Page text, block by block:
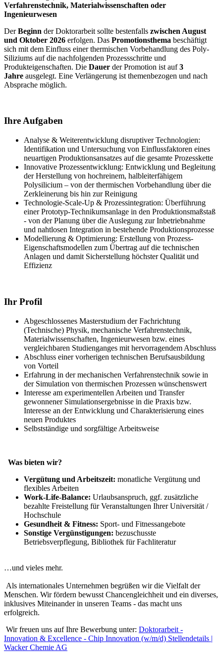
Verfahrenstechnik, Materialwissenschaften oder
Ingenieurwesen
DerBeginn der Doktorarbeit sollte bestenfalls zwischen August
und Oktober 2026 erfolgen. Das Promotionsthema beschäftigt
sich mit dem Einfluss einer thermischen Vorbehandlung des Poly-
Siliziums auf die nachfolgenden Prozessschritte und
Produkteigenschaften. Die Dauer der Promotion ist auf3
Jahre ausgelegt. Eine Verlängerung ist themenbezogen und nach
Absprache möglich.
Ihre Aufgaben
Analyse & Weiterentwicklung disruptiver Technologien:
Identifikation und Untersuchung von Einflussfaktoren eines
neuartigen Produktionsansatzes auf die gesamte Prozesskette
Innovative Prozessentwicklung: Entwicklung und Begleitung
der Herstellung von hochreinem, halbleiterfähigem
Polysilicium – von der thermischen Vorbehandlung über die
Zerkleinerung bis hin zur Reinigung
Technologie-Scale-Up & Prozessintegration: Überführung
einer Prototyp-Technikumsanlage in den Produktionsmaßstaß
- von der Planung über die Auslegung zur Inbetriebnahme
und nahtlosen Integration in bestehende Produktionsprozesse
Modellierung & Optimierung: Erstellung von Prozess-
Eigenschaftsmodellen zum Übertrag auf die technischen
Anlagen und damit Sicherstellung höchster Qualität und
Effizienz
Ihr Profil
Abgeschlossenes Masterstudium der Fachrichtung
(Technische) Physik, mechanische Verfahrenstechnik,
Materialwissenschaften, Ingenieurwesen bzw. eines
vergleichbaren Studienganges mit hervorragendem Abschluss
Abschluss einer vorherigen technischen Berufsausbildung
von Vorteil
Erfahrung in der mechanischen Verfahrenstechnik sowie in
der Simulation von thermischen Prozessen wünschenswert
Interesse am experimentellen Arbeiten und Transfer
gewonnener Simulationsergebnisse in die Praxis bzw.
Interesse an der Entwicklung und Charakterisierung eines
neuen Produktes
Selbstständige und sorgfältige Arbeitsweise
Was bieten wir?
Vergütung und Arbeitszeit: monatliche Vergütung und
flexibles Arbeiten
Work-Life-Balance: Urlaubsanspruch, ggf. zusätzliche
bezahlte Freistellung für Veranstaltungen Ihrer Universität /
Hochschule
Gesundheit & Fitness: Sport- und Fitnessangebote
Sonstige Vergünstigungen: bezuschusste
Betriebsverpflegung, Bibliothek für Fachliteratur
…und vieles mehr.
Als internationales Unternehmen begrüßen wir die Vielfalt der
Menschen. Wir fördern bewusst Chancengleichheit und ein diverses,
inklusives Miteinander in unseren Teams - das macht uns
erfolgreich.
Wir freuen uns auf Ihre Bewerbung unter: Doktorarbeit -
Innovation & Excellence - Chip Innovation (w/m/d) Stellendetails |
Wacker Chemie AG